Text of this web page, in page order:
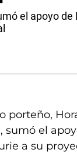
el apoyo de
porteño,
sumó el
a su